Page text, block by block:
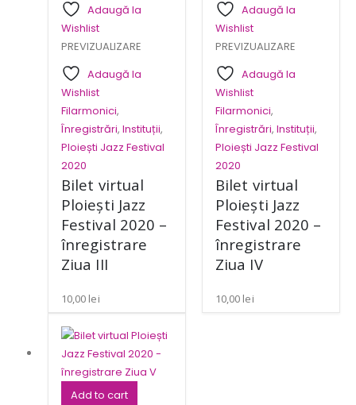
Adaugă la
Wishlist
PREVIZUALIZARE
Adaugă la
Wishlist
Filarmonici,
Înregistrări, Instituții,
Ploiești Jazz Festival
2020
Bilet virtual
Ploiești Jazz
Festival 2020 –
înregistrare
Ziua III
10,00 lei
Adaugă la
Wishlist
PREVIZUALIZARE
Adaugă la
Wishlist
Filarmonici,
Înregistrări, Instituții,
Ploiești Jazz Festival
2020
Bilet virtual
Ploiești Jazz
Festival 2020 –
înregistrare
Ziua IV
10,00 lei
Add to cart